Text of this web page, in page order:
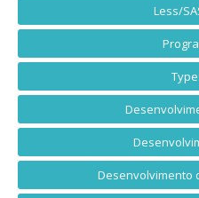
Less/
Desenvolvimento